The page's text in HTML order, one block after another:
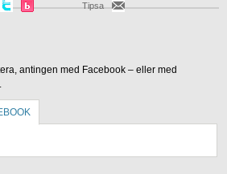
Tipsa
antingen med Facebook – eller med